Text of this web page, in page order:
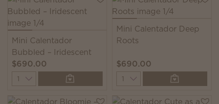
Mini Calentador
Bubbled – Iridescent
$690.00
Quantity
Mini Calentador Deep
Roots
$690.00
Quantity